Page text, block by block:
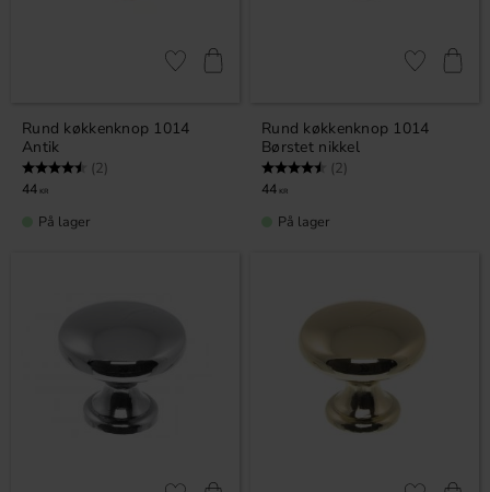
Rund køkkenknop 1014
Antik
Vurdering: (2)
44 KR
Gem som favorit
På lager
Rund køkkenknop 1014
Børstet nikkel
Vurdering: (2)
44 KR
Gem som
På lager